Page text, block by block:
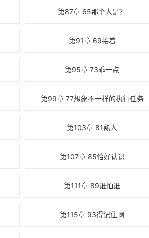
第87章 65那个人是？
第91章 69接着
第95章 73乖一点
第99章 77想象不一样的执行任务
第103章 81熟人
第107章 85恰好认识
第111章 89谁怕谁
第115章 93得记住啊